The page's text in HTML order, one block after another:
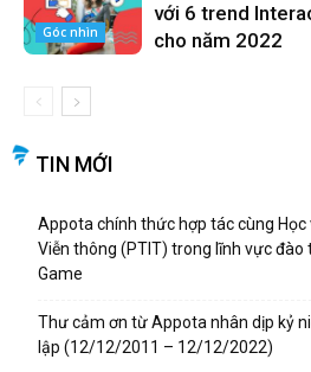
Góc nhìn
với 6 trend
cho năm 2022
TIN MỚI
Appota chính thức hợp tác cùng Học
Viễn thông (PTIT) trong lĩnh vực đào
Game
Thư cảm ơn từ Appota nhân dịp kỷ
lập (12/12/2011 – 12/12/2022)